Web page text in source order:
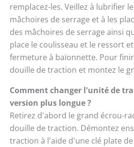
remplacez-les. Veillez à lubrifier
mâchoires de serrage et à les
des mâchoires de serrage ainsi
place le coulisseau et le ressort
fermeture à baïonnette. Pour
douille de traction et montez le
Comment changer l'unité de
version plus longue ?
Retirez d'abord le grand écrou-
douille de traction. Démontez
traction à l'aide d'une clé plate